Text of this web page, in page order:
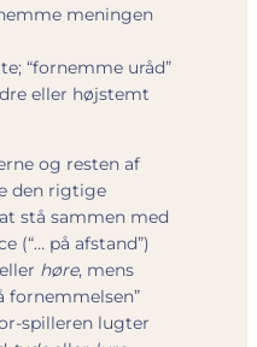
meningen
“fornemme uråd”
eller højstemt
og resten af
den rigtige
stå sammen med
(“… på afstand”)
høre, mens
fornemmelsen”
spilleren lugter